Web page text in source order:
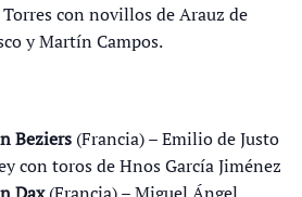
con novillos de Arauz de
y Martín Campos.
Beziers (Francia) – Emilio de Justo,
con toros de Hnos García Jiménez.